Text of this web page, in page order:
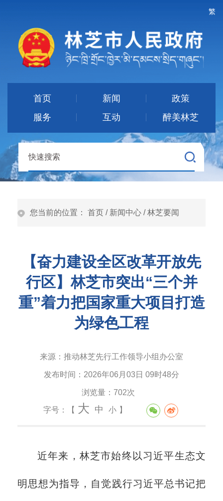
繁
首页 新闻
政策
服务
互动 醉美林芝
您当前的位置： 首页 / 新闻中心 /林芝要闻
【奋力建设全区改革开放先
行区】林芝市突出“三个并
重”着力把国家重大项目打造
为绿色工程
来源： 推动林芝先行工作领导小组办公室
发布时间： 2026年06月03日 09时48分
浏览量： 702次
字号：【 大 中 小 】
近年来，林芝市始终以习近平生态文
明思想为指导，自觉践行习近平总书记把